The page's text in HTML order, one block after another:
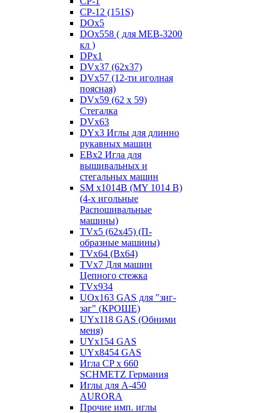
CP-12 (151S)
DOx5
DOx558 ( для MEB-3200
кл )
DPx1
DVx37 (62x37)
DVx57 (12-ти иголная
поясная)
DVx59 (62 x 59)
Стегалка
DVx63
DYx3 Иглы для длинно
рукавных машин
EBx2 Игла для
вышивальных и
стегальных машин
SM x1014B (MY 1014 B)
(4-х игольные
Распошивальные
машины)
TVх5 (62х45) (П-
образные машины)
TVх64 (Вх64)
TVх7 Для машин
Цепного стежка
TVх934
UOx163 GAS для "зиг-
заг" (КРОШЕ)
UYx118 GAS (Обними
меня)
UYx154 GAS
UYx8454 GAS
Игла CP х 660
SCHMETZ Германия
Иглы для А-450
AURORA
Прочие имп. иглы